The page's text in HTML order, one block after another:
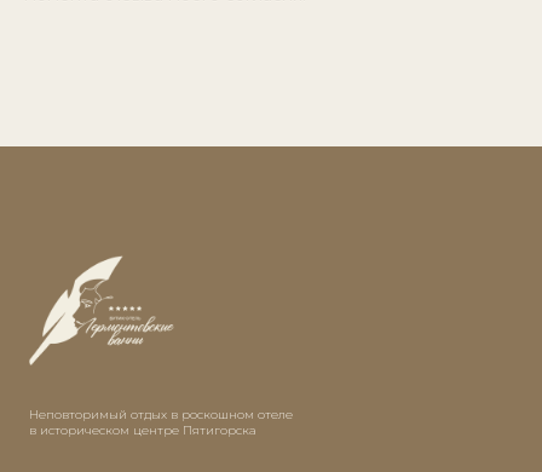
Неповторимый отдых в роскошном отеле
в историческом центре Пятигорска